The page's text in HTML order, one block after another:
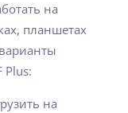
на
планшетах
Plus:
на